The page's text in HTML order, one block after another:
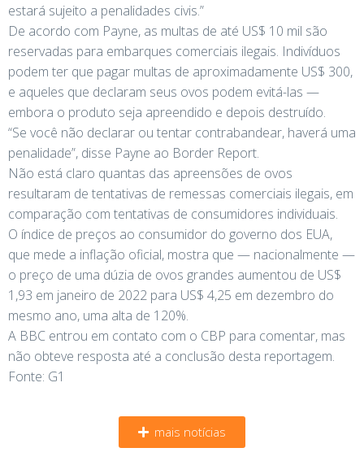
estará sujeito a penalidades civis.”
De acordo com Payne, as multas de até US$ 10 mil são
reservadas para embarques comerciais ilegais. Indivíduos
podem ter que pagar multas de aproximadamente US$ 300,
e aqueles que declaram seus ovos podem evitá-las —
embora o produto seja apreendido e depois destruído.
“Se você não declarar ou tentar contrabandear, haverá uma
penalidade”, disse Payne ao Border Report.
Não está claro quantas das apreensões de ovos
resultaram de tentativas de remessas comerciais ilegais, em
comparação com tentativas de consumidores individuais.
O índice de preços ao consumidor do governo dos EUA,
que mede a inflação oficial, mostra que — nacionalmente —
o preço de uma dúzia de ovos grandes aumentou de US$
1,93 em janeiro de 2022 para US$ 4,25 em dezembro do
mesmo ano, uma alta de 120%.
A BBC entrou em contato com o CBP para comentar, mas
não obteve resposta até a conclusão desta reportagem.
Fonte: G1
mais notícias